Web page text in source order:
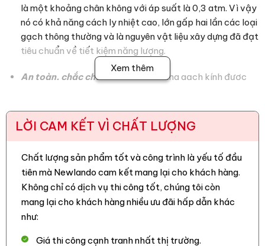
là một khoảng chân không với áp suất là 0,3 atm. Vì vậy
nó có khả năng cách ly nhiệt cao, lớn gấp hai lần các loại
gạch thông thường và là nguyên vật liệu xây dựng đã đạt
tiêu chuẩn về tiết kiệm năng lượng.
An toàn, chắc chắn:
Tường làm bằng gạch kính được
gió, bảo vệ bạn trước sự đột nhập từ ở bên ngoài.
Vệ sinh dễ dàng :
+ Dễ bảo dưỡng và lau chùi: Gạch kính rất dễ dàng lau chùi
hay bảo dưỡng bằng nước bình thường hoặc các chất tẩy
rửa chuyên dụng.
+ Đặc tính chống bám dính của loại gạch này sẽ giúp cho
Xem thêm
LỜI CAM KẾT VÌ CHẤT LƯỢNG
Chất lượng sản phẩm tốt và công trình là yếu tố đầu
tiên mà Newlando cam kết mang lại cho khách hàng.
Không chỉ có dịch vụ thi công tốt, chúng tôi còn
mang lại cho khách hàng nhiều ưu đãi hấp dẫn khác
như:
Giá thi công cạnh tranh nhất thị trường.